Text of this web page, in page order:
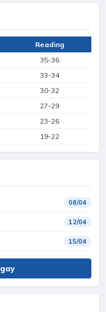
Reading
35-36
33-34
30-32
27-29
23-26
19-22
08/04
12/04
15/04